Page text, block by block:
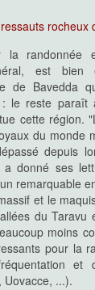
randonnée
est bien
de Bavedda
: le reste
cette région.
du monde
depuis
a donné ses
remarquable
et le
du
moins
pour la
et
Uovacce, ...).